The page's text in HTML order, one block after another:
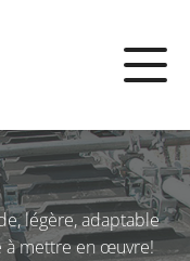
légère, adaptable
à mettre en œuvre!